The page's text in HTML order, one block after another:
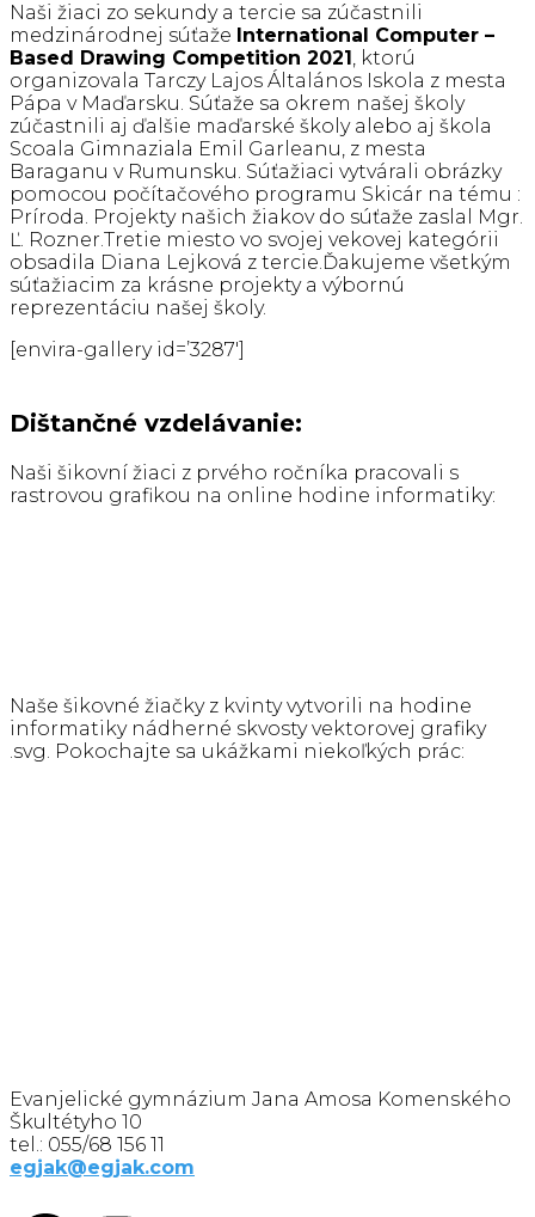
Naši žiaci zo sekundy a tercie sa zúčastnili
medzinárodnej súťaže International Computer –
Based Drawing Competition 2021, ktorú
organizovala Tarczy Lajos Általános Iskola z mesta
Pápa v Maďarsku. Súťaže sa okrem našej školy
zúčastnili aj ďalšie maďarské školy alebo aj škola
Scoala Gimnaziala Emil Garleanu, z mesta
Baraganu v Rumunsku. Súťažiaci vytvárali obrázky
pomocou počítačového programu Skicár na tému :
Príroda. Projekty našich žiakov do súťaže zaslal Mgr.
Ľ. Rozner.Tretie miesto vo svojej vekovej kategórii
obsadila Diana Lejková z tercie.Ďakujeme všetkým
súťažiacim za krásne projekty a výbornú
reprezentáciu našej školy.
[envira-gallery id=’3287′]
Dištančné vzdelávanie:
Naši šikovní žiaci z prvého ročníka pracovali s
rastrovou grafikou na online hodine informatiky:
Naše šikovné žiačky z kvinty vytvorili na hodine
informatiky nádherné skvosty vektorovej grafiky
.svg. Pokochajte sa ukážkami niekoľkých prác:
Evanjelické gymnázium Jana Amosa Komenského
Škultétyho 10
tel.: 055/68 156 11
egjak@egjak.com